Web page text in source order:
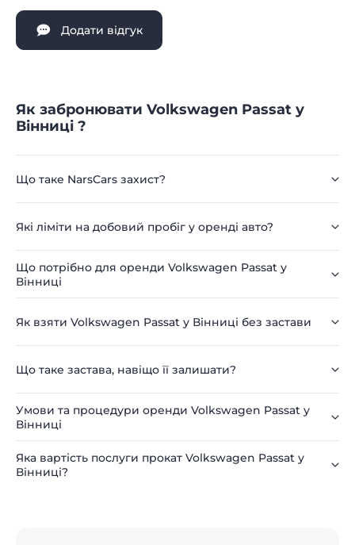
Додати відгук
Як забронювати Volkswagen Passat у
Вінниці ?
Що таке NarsCars захист?
Які ліміти на добовий пробіг у оренді авто?
Що потрібно для оренди Volkswagen Passat у
Вінниці
Як взяти Volkswagen Passat у Вінниці без застави
Що таке застава, навіщо її залишати?
Умови та процедури оренди Volkswagen Passat у
Вінниці
Яка вартість послуги прокат Volkswagen Passat у
Вінниці?